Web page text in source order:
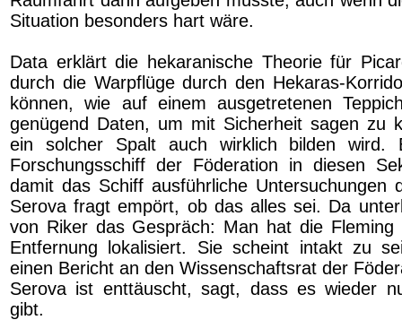
Situation besonders hart wäre.
Data erklärt die hekaranische Theorie für
durch die Warpflüge durch den Hekaras-
können, wie auf einem ausgetretenen
genügend Daten, um mit Sicherheit sagen zu
ein solcher Spalt auch wirklich bilden wird.
Forschungsschiff der Föderation in diesen
damit das Schiff ausführliche Untersuchungen
Serova fragt empört, ob das alles sei. Da
von Riker das Gespräch: Man hat die Fleming
Entfernung lokalisiert. Sie scheint intakt zu
einen Bericht an den Wissenschaftsrat der
Serova ist enttäuscht, sagt, dass es wieder
gibt.